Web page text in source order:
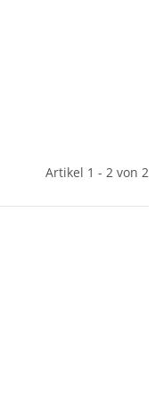
Artikel 1 - 2 von 2